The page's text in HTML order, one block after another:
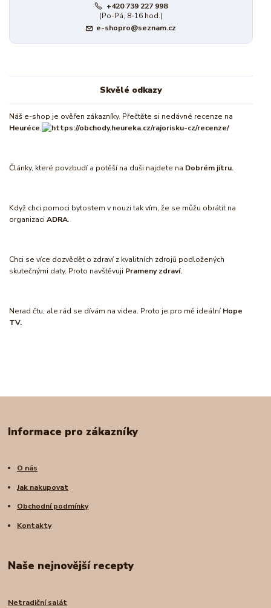
+420 739 227 998
(Po-Pá, 8-16 hod.)
e-shopro@seznam.cz
Skvělé odkazy
Náš e-shop je ověřen zákazníky. Přečtěte si nedávné recenze na
Heuréce.
Články, které povzbudí a potěší na duši najdete na Dobrém jitru.
Když chci pomoci bytostem v nouzi tak vím, že se můžu obrátit na
organizaci ADRA.
Chci se více dozvědět o zdraví z kvalitních zdrojů podložených
skutečnými daty. Proto navštěvuji Prameny zdraví.
Nerad čtu, ale rád se dívám na videa. Proto je pro mě ideálníHope
TV.
Informace pro zákazníky
O nás
Jak nakupovat
Obchodní podmínky
Kontakty
Naše nejnovější recepty
Netradiční salát